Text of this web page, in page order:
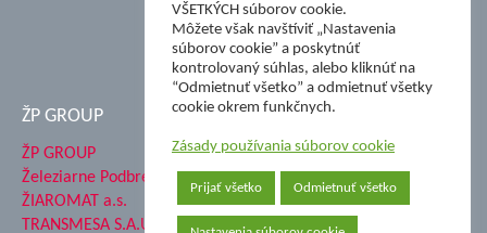
ŽP GROUP
ŽP GROUP
Železiarne Podbrezová a.s.
ŽIAROMAT a.s.
TRANSMESA S.A.U.
VŠETKÝCH súborov cookie.
Môžete však navštíviť „Nastavenia
súborov cookie” a poskytnúť
kontrolovaný súhlas, alebo kliknúť na
“Odmietnuť všetko” a odmietnuť všetky
cookie okrem funkčnych.
Zásady používania súborov cookie
Prijať všetko Odmietnuť všetko